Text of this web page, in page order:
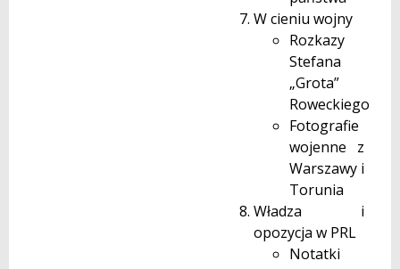
W cieniu wojny
Rozkazy
Stefana
„Grota”
Roweckiego
Fotografie
wojenne z
Warszawy i
Torunia
Władza i
opozycja w PRL
Notatki